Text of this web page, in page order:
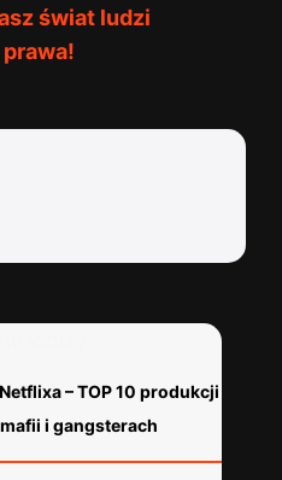
świat ludzi
– TOP 10 produkcji
i gangsterach